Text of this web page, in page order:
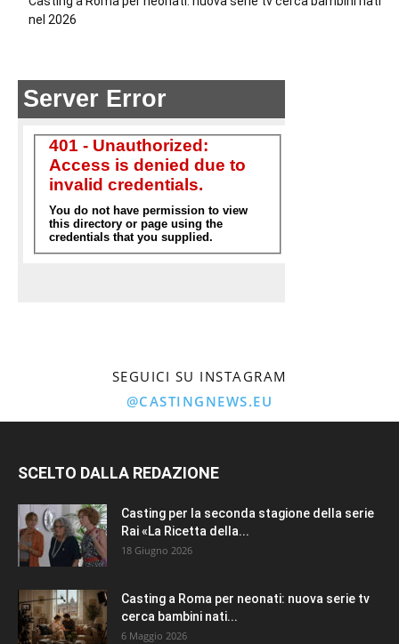
nel 2026
SEGUICI SU INSTAGRAM
@CASTINGNEWS.EU
SCELTO DALLA REDAZIONE
Casting per la seconda stagione della serie
Rai «La Ricetta della...
18 Giugno 2026
Casting a Roma per neonati: nuova serie tv
cerca bambini nati...
6 Maggio 2026